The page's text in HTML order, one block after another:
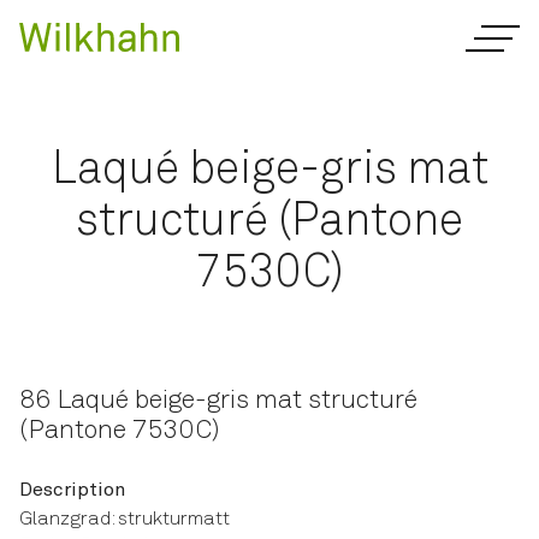
Laqué beige-gris mat
structuré (Pantone
7530C)
86 Laqué beige-gris mat structuré
(Pantone 7530C)
Description
Glanzgrad: strukturmatt